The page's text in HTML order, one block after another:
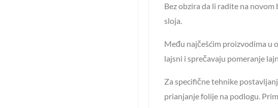
Bez obzira da li radite na
sloja.
Među najčešćim proizvodima u
lajsni i sprečavaju pomeranje
Za specifične tehnike
prianjanje folije na podlogu.